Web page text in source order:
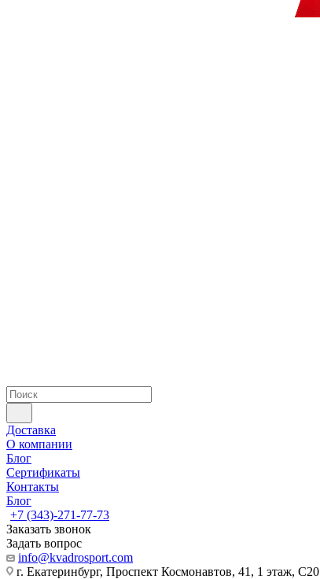
Доставка
О компании
Блог
Сертификаты
Контакты
Блог
+7 (343)-271-77-73
Заказать звонок
Задать вопрос
info@kvadrosport.com
г. Екатеринбург, Проспект Космонавтов, 41, 1 этаж, С20